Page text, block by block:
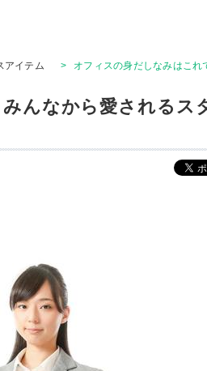
アイテム > オフィスの身だしなみはこれ
んなから愛されるス